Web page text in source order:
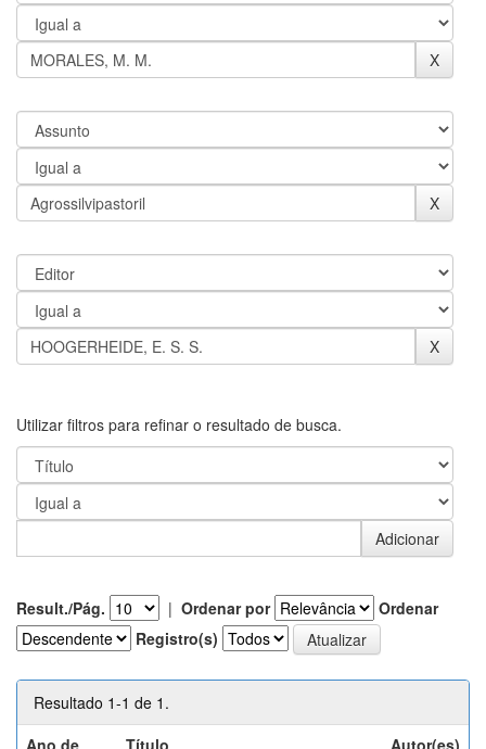
Utilizar filtros para refinar o resultado de busca.
Result./Pág. | Ordenar por
Ordenar
Registro(s)
Resultado 1-1 de 1.
Ano de
Título Autor(es)